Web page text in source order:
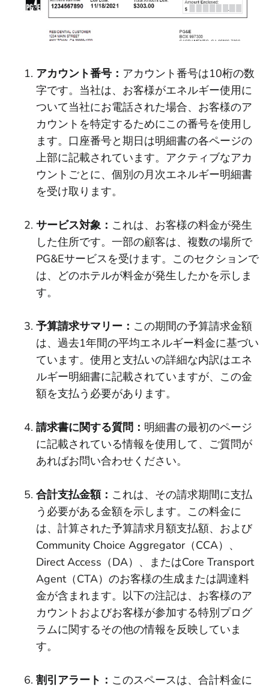
アカウント番号： アカウント番号は10桁の数
字です。当社は、お客様がエネルギー使用に
ついて当社にお電話された場合、お客様のア
カウントを特定するためにこの番号を使用し
ます。口座番号と期日は明細書の各ページの
上部に記載されています。アクティブなアカ
ウントごとに、個別の月次エネルギー明細書
を受け取ります。
サービス対象： これは、お客様の料金が発生
した住所です。一部の顧客は、複数の場所で
PG&Eサービスを受けます。このセクションで
は、どのホテルが料金が発生したかを示しま
す。
予算請求サマリー： この期間の予算請求金額
は、過去1年間の平均エネルギー料金に基づい
ています。使用と支払いの詳細な内訳はエネ
ルギー明細書に記載されていますが、この金
額を支払う必要があります。
請求書に関する質問： 明細書の最初のページ
に記載されている情報を使用して、ご質問が
あればお問い合わせください。
合計支払金額： これは、その請求期間に支払
う必要がある金額を示します。この料金に
は、計算された予算請求月額支払額、および
Community Choice Aggregator（CCA）、
Direct Access（DA）、またはCore Transport
Agent（CTA）のお客様の生成または調達料
金が含まれます。以下の注記は、お客様のア
カウントおよびお客様が参加する特別プログ
ラムに関するその他の情報を反映していま
す。
割引アラート： このスペースは、合計料金に